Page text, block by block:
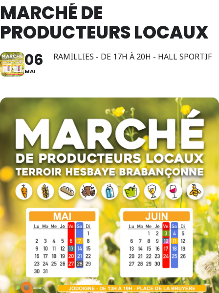
MARCHÉ DE
PRODUCTEURS LOCAUX
06
MAI
RAMILLIES - DE 17H À 20H - HALL SPORTIF